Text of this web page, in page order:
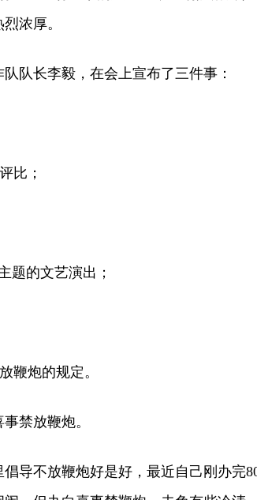
浓厚。
长李毅，在会上宣布了三件事：
比；
的文艺演出；
炮的规定。
禁放鞭炮。
导不放鞭炮好是好，最近自己刚办完